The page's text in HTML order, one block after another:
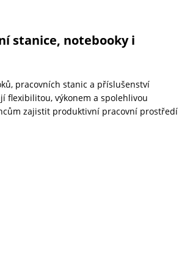
stanice, notebooky i
pracovních stanic a příslušenství
flexibilitou, výkonem a spolehlivou
zajistit produktivní pracovní prostředí